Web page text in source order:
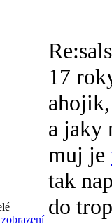
17
ahojik,
a jaky
muj je
tak
do